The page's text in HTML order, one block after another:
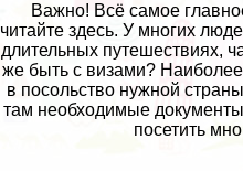
Важно! Всё самое
читайте здесь. У многих
длительных путешествиях,
же быть с визами?
в посольство нужной
там необходимые
посетить